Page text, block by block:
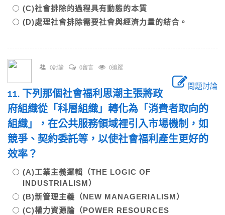
(C)社會排除的過程具有動態的本質
(D)處理社會排除需要社會與經濟力量的結合。
0討論 0留言 0追蹤
問題討論
11. 下列那個社會福利思潮主張將政
府組織從「科層組織」轉化為「消費者取向的
組織」，在公共服務領域裡引入市場機制，如
競爭、契約委託等，以使社會福利產生更好的
效率？
(A)工業主義邏輯（THE LOGIC OF
INDUSTRIALISM）
(B)新管理主義（NEW MANAGERIALISM）
(C)權力資源論（POWER RESOURCES